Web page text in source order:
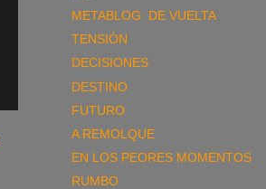
METABLOG: DE VUELTA
TENSIÓN
DECISIONES
DESTINO
FUTURO
A REMOLQUE
EN LOS PEORES MOMENTOS
RUMBO